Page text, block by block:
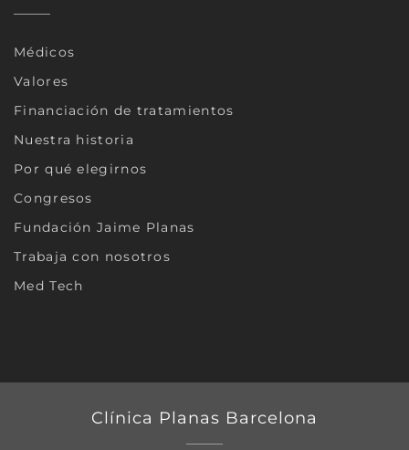
Médicos
Valores
Financiación de tratamientos
Nuestra historia
Por qué elegirnos
Congresos
Fundación Jaime Planas
Trabaja con nosotros
Med Tech
Clínica Planas Barcelona